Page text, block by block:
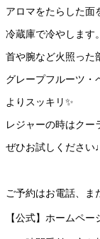
アロマをたらした面
冷蔵庫で冷やします。
首や腕など火照った
グレープフルーツ・
よりスッキリ✨
レジャーの時はクー
ぜひお試しください♩
ご予約はお電話、ま
【公式】ホームペ